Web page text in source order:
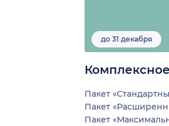
до 31 декабря
Пакет
Пакет
Пакет